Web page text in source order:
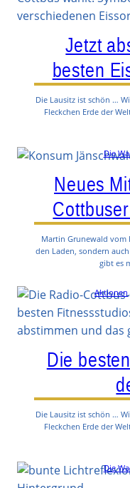
Jetzt
besten
Die Lausitz ist schön …
Fleckchen Erde der
Die
Neues
Martin Grunewald vom
den Laden, sondern
gibt es
Aktionen
Die
Die Lausitz ist schön …
Fleckchen Erde der
Die